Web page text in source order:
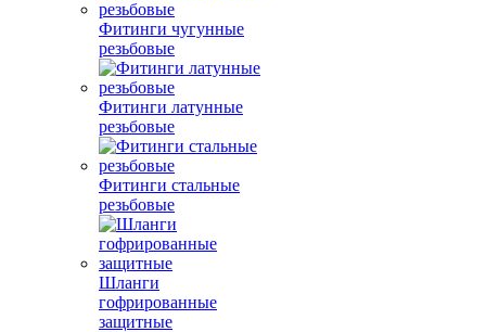
Фитинги чугунные
резьбовые
Фитинги латунные
резьбовые
Фитинги стальные
резьбовые
Шланги
гофрированные
защитные